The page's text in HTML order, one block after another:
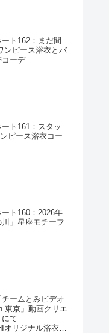
ト162：まだ間
ンピース浴衣とバ
コーデ
ト161：スタッ
ピース浴衣コー
ト160：2026年
」星座モチーフ
チームとみビデオ
東京」動画クリエ
て
オリジナル浴衣を